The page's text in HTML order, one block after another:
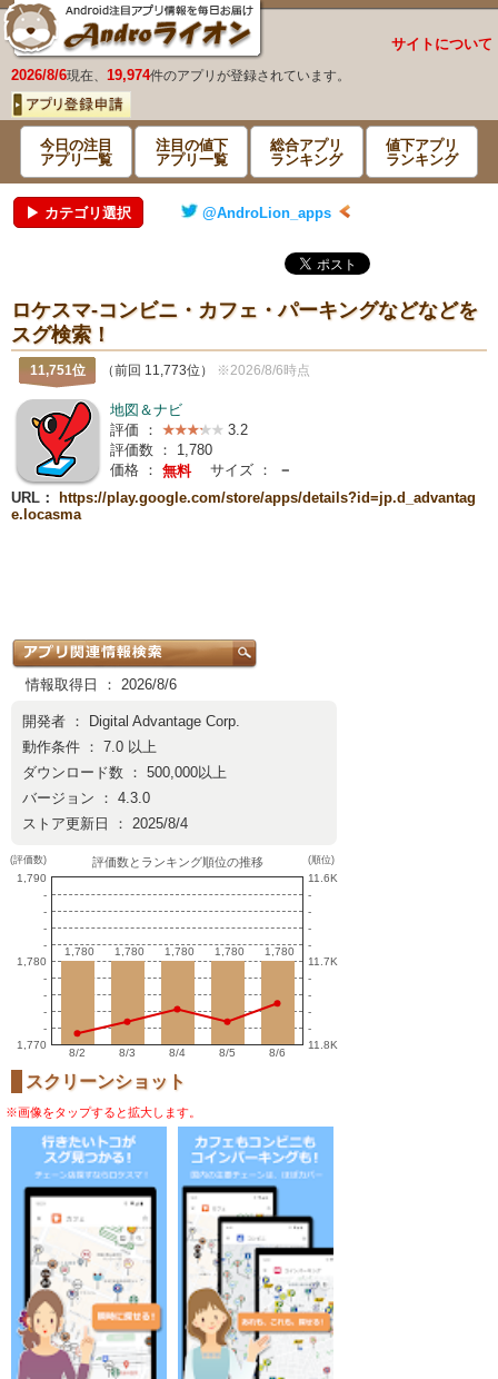
サイトについて
2026/8/6現在、 19,974件のアプリが登録されています。
今日の注目
アプリ一覧
注目の値下
アプリ一覧
総合アプリ
ランキング
値下アプリ
ランキング
▶ カテゴリ選択 @AndroLion_apps
ロケスマ-コンビニ・カフェ・パーキングなどなどを
スグ検索！
11,751位 （前回 11,773位） ※2026/8/6時点
地図＆ナビ
評価 ：
3.2
評価数 ： 1,780
価格 ： 無料 サイズ ：
－
URL：
https://play.google.com/store/apps/details?id=jp.d_advantag
e.locasma
情報取得日 ： 2026/8/6
開発者 ：
Digital Advantage Corp.
動作条件 ： 7.0 以上
ダウンロード数 ： 500,000以上
バージョン ： 4.3.0
ストア更新日 ： 2025/8/4
(評価数)
1,790
-
-
-
-
1,780
-
-
-
-
1,770
評価数とランキング順位の推移
1,780
1,780 1,780
1,780 1,780
1,780 1,780
1,780 1,780
1,780
8/2 8/3 8/4 8/5 8/6
(順位)
11.6K
-
-
-
-
11.7K
-
-
-
-
11.8K
スクリーンショット
※画像をタップすると拡大します。